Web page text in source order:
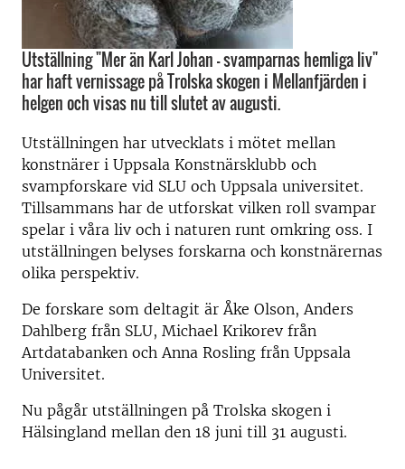
Utställning "Mer än Karl Johan – svamparnas hemliga liv"
har haft vernissage på Trolska skogen i Mellanfjärden i
helgen och visas nu till slutet av augusti.
Utställningen har utvecklats i mötet mellan
konstnärer i Uppsala Konstnärsklubb och
svampforskare vid SLU och Uppsala universitet.
Tillsammans har de utforskat vilken roll svampar
spelar i våra liv och i naturen runt omkring oss. I
utställningen belyses forskarna och konstnärernas
olika perspektiv.
De forskare som deltagit är Åke Olson, Anders
Dahlberg från SLU, Michael Krikorev från
Artdatabanken och Anna Rosling från Uppsala
Universitet.
Nu pågår utställningen på Trolska skogen i
Hälsingland mellan den 18 juni till 31 augusti.